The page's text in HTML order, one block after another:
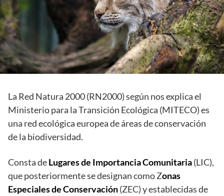
La Red Natura 2000 (RN2000) según nos explica el
Ministerio para la Transición Ecológica (MITECO) es
una red ecológica europea de áreas de conservación
de la biodiversidad.
Consta deLugares de Importancia Comunitaria(LIC),
que posteriormente se designan como Zonas
Especiales de Conservación(ZEC) y establecidas de